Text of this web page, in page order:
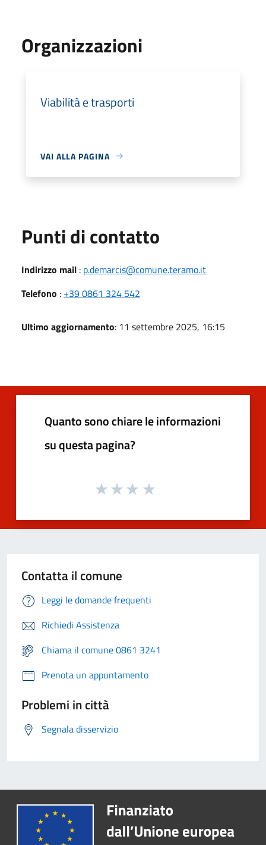
Organizzazioni
Viabilità e trasporti
VAI ALLA PAGINA
Punti di contatto
Indirizzo mail : p.demarcis@comune.teramo.it
Telefono : +39 0861 324 542
Ultimo aggiornamento: 11 settembre 2025, 16:15
Quanto sono chiare le informazioni
su questa pagina?
Contatta il comune
Leggi le domande frequenti
Richiedi Assistenza
Chiama il comune 0861 3241
Prenota un appuntamento
Problemi in città
Segnala disservizio